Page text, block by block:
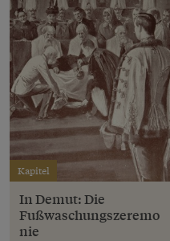
Kapitel
In Demut: Die
Fußwaschungszeremo
nie